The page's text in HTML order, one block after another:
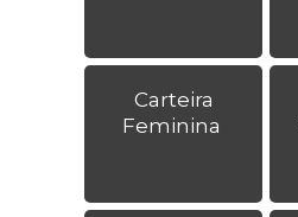
Carteira
Feminina